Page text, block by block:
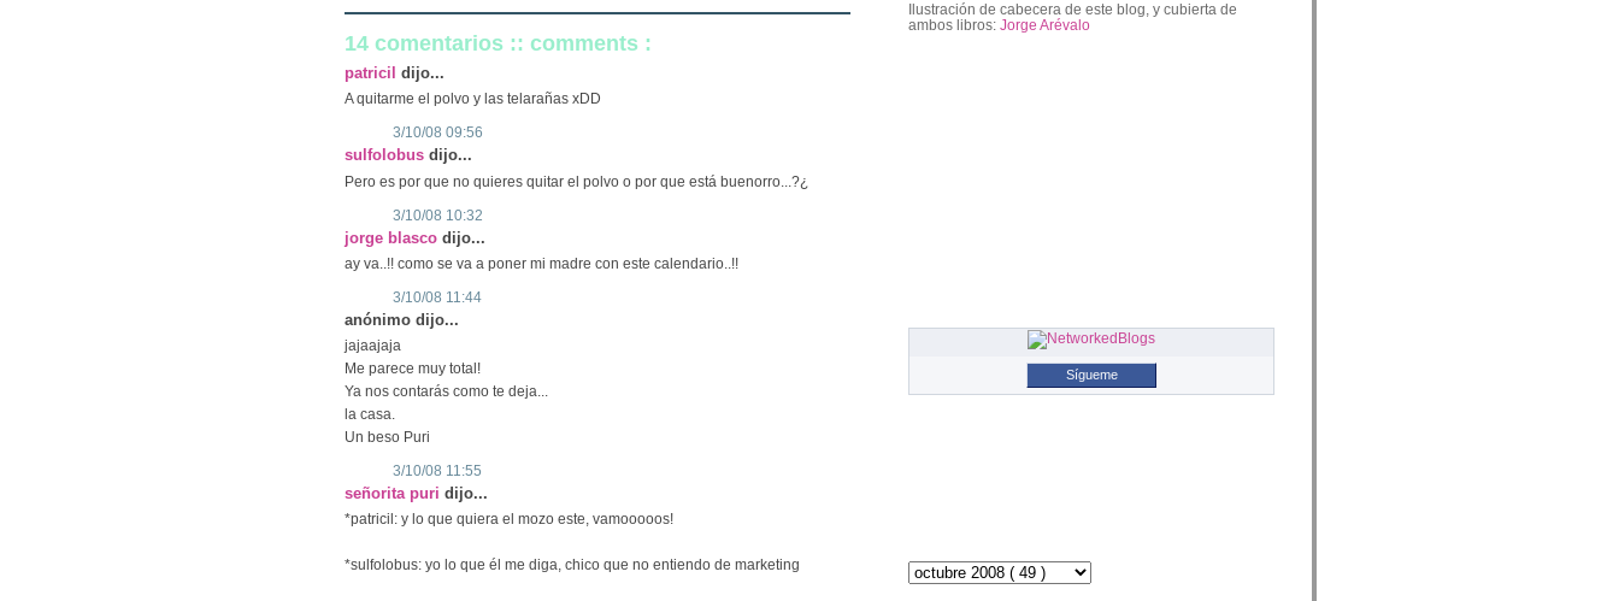
14 comentarios :: comments :
patricil dijo...
A quitarme el polvo y las telarañas xDD
3/10/08 09:56
sulfolobus dijo...
Pero es por que no quieres quitar el polvo o por que está buenorro...?¿
3/10/08 10:32
jorge blasco dijo...
ay va..!! como se va a poner mi madre con este calendario..!!
3/10/08 11:44
anónimo dijo...
jajaajaja
Me parece muy total!
Ya nos contarás como te deja...
la casa.
Un beso Puri
3/10/08 11:55
señorita puri dijo...
*patricil: y lo que quiera el mozo este, vamooooos!
*sulfolobus: yo lo que él me diga, chico que no entiendo de marketing
Ilustración de cabecera de este blog, y cubierta de
ambos libros: Jorge Arévalo
Sígueme